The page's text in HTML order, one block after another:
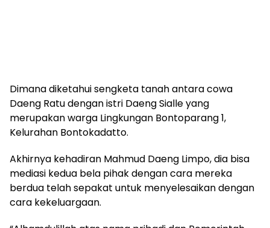
Dimana diketahui sengketa tanah antara cowa
Daeng Ratu dengan istri Daeng Sialle yang
merupakan warga Lingkungan Bontoparang 1,
Kelurahan Bontokadatto.
Akhirnya kehadiran Mahmud Daeng Limpo, dia bisa
mediasi kedua bela pihak dengan cara mereka
berdua telah sepakat untuk menyelesaikan dengan
cara kekeluargaan.